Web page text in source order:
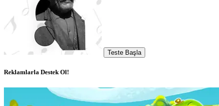
Teste Başla
Reklamlarla Destek Ol!